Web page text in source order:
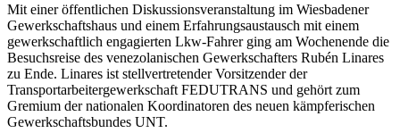
Mit einer öffentlichen Diskussionsveranstaltung im Wiesbadener
Gewerkschaftshaus und einem Erfahrungsaustausch mit einem
gewerkschaftlich engagierten Lkw-Fahrer ging am Wochenende die
Besuchsreise des venezolanischen Gewerkschafters Rubén Linares
zu Ende. Linares ist stellvertretender Vorsitzender der
Transportarbeitergewerkschaft FEDUTRANS und gehört zum
Gremium der nationalen Koordinatoren des neuen kämpferischen
Gewerkschaftsbundes UNT.